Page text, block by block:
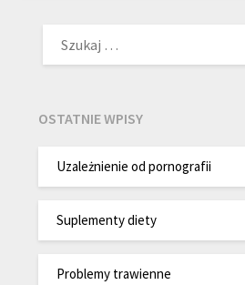
OSTATNIE WPISY
Uzależnienie od pornografii
Suplementy diety
Problemy trawienne